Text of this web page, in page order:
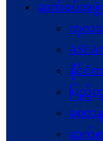
ဆက်စပ်အဖွဲ့အ
ကုလသ
နိုင်ငံ
ပြည်
စေတ
ဆက်စပ်